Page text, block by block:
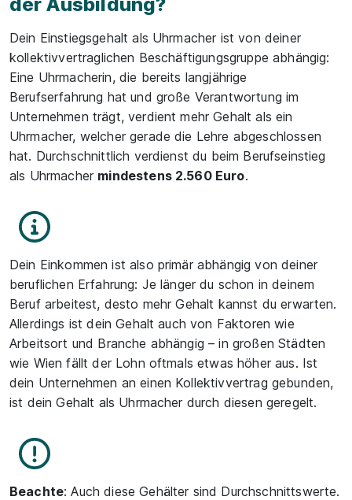
Dein Einstiegsgehalt als Uhrmacher ist von deiner
kollektivvertraglichen Beschäftigungsgruppe abhängig:
Eine Uhrmacherin, die bereits langjährige
Berufserfahrung hat und große Verantwortung im
Unternehmen trägt, verdient mehr Gehalt als ein
Uhrmacher, welcher gerade die Lehre abgeschlossen
hat. Durchschnittlich verdienst du beim Berufseinstieg
als Uhrmacher mindestens 2.560 Euro.
Dein Einkommen ist also primär abhängig von deiner
beruflichen Erfahrung: Je länger du schon in deinem
Beruf arbeitest, desto mehr Gehalt kannst du erwarten.
Allerdings ist dein Gehalt auch von Faktoren wie
Arbeitsort und Branche abhängig – in großen Städten
wie Wien fällt der Lohn oftmals etwas höher aus. Ist
dein Unternehmen an einen Kollektivvertrag gebunden,
ist dein Gehalt als Uhrmacher durch diesen geregelt.
Beachte: Auch diese Gehälter sind Durchschnittswerte.